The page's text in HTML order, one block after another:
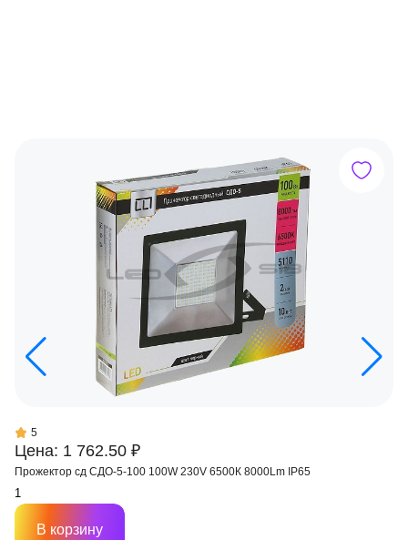
Цена: 1 762.50 ₽
5
Прожектор сд СДО-5-100 100W 230V 6500К 8000Lm IP65
В корзину